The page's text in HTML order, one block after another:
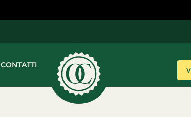
CONTATTI
Orologeria
L'eccellenza